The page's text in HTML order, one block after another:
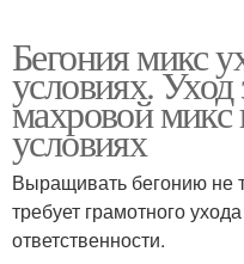
Бегония микс
условиях. Уход
махровой
условиях
Выращивать бегонию не
требует грамотного
ответственности.